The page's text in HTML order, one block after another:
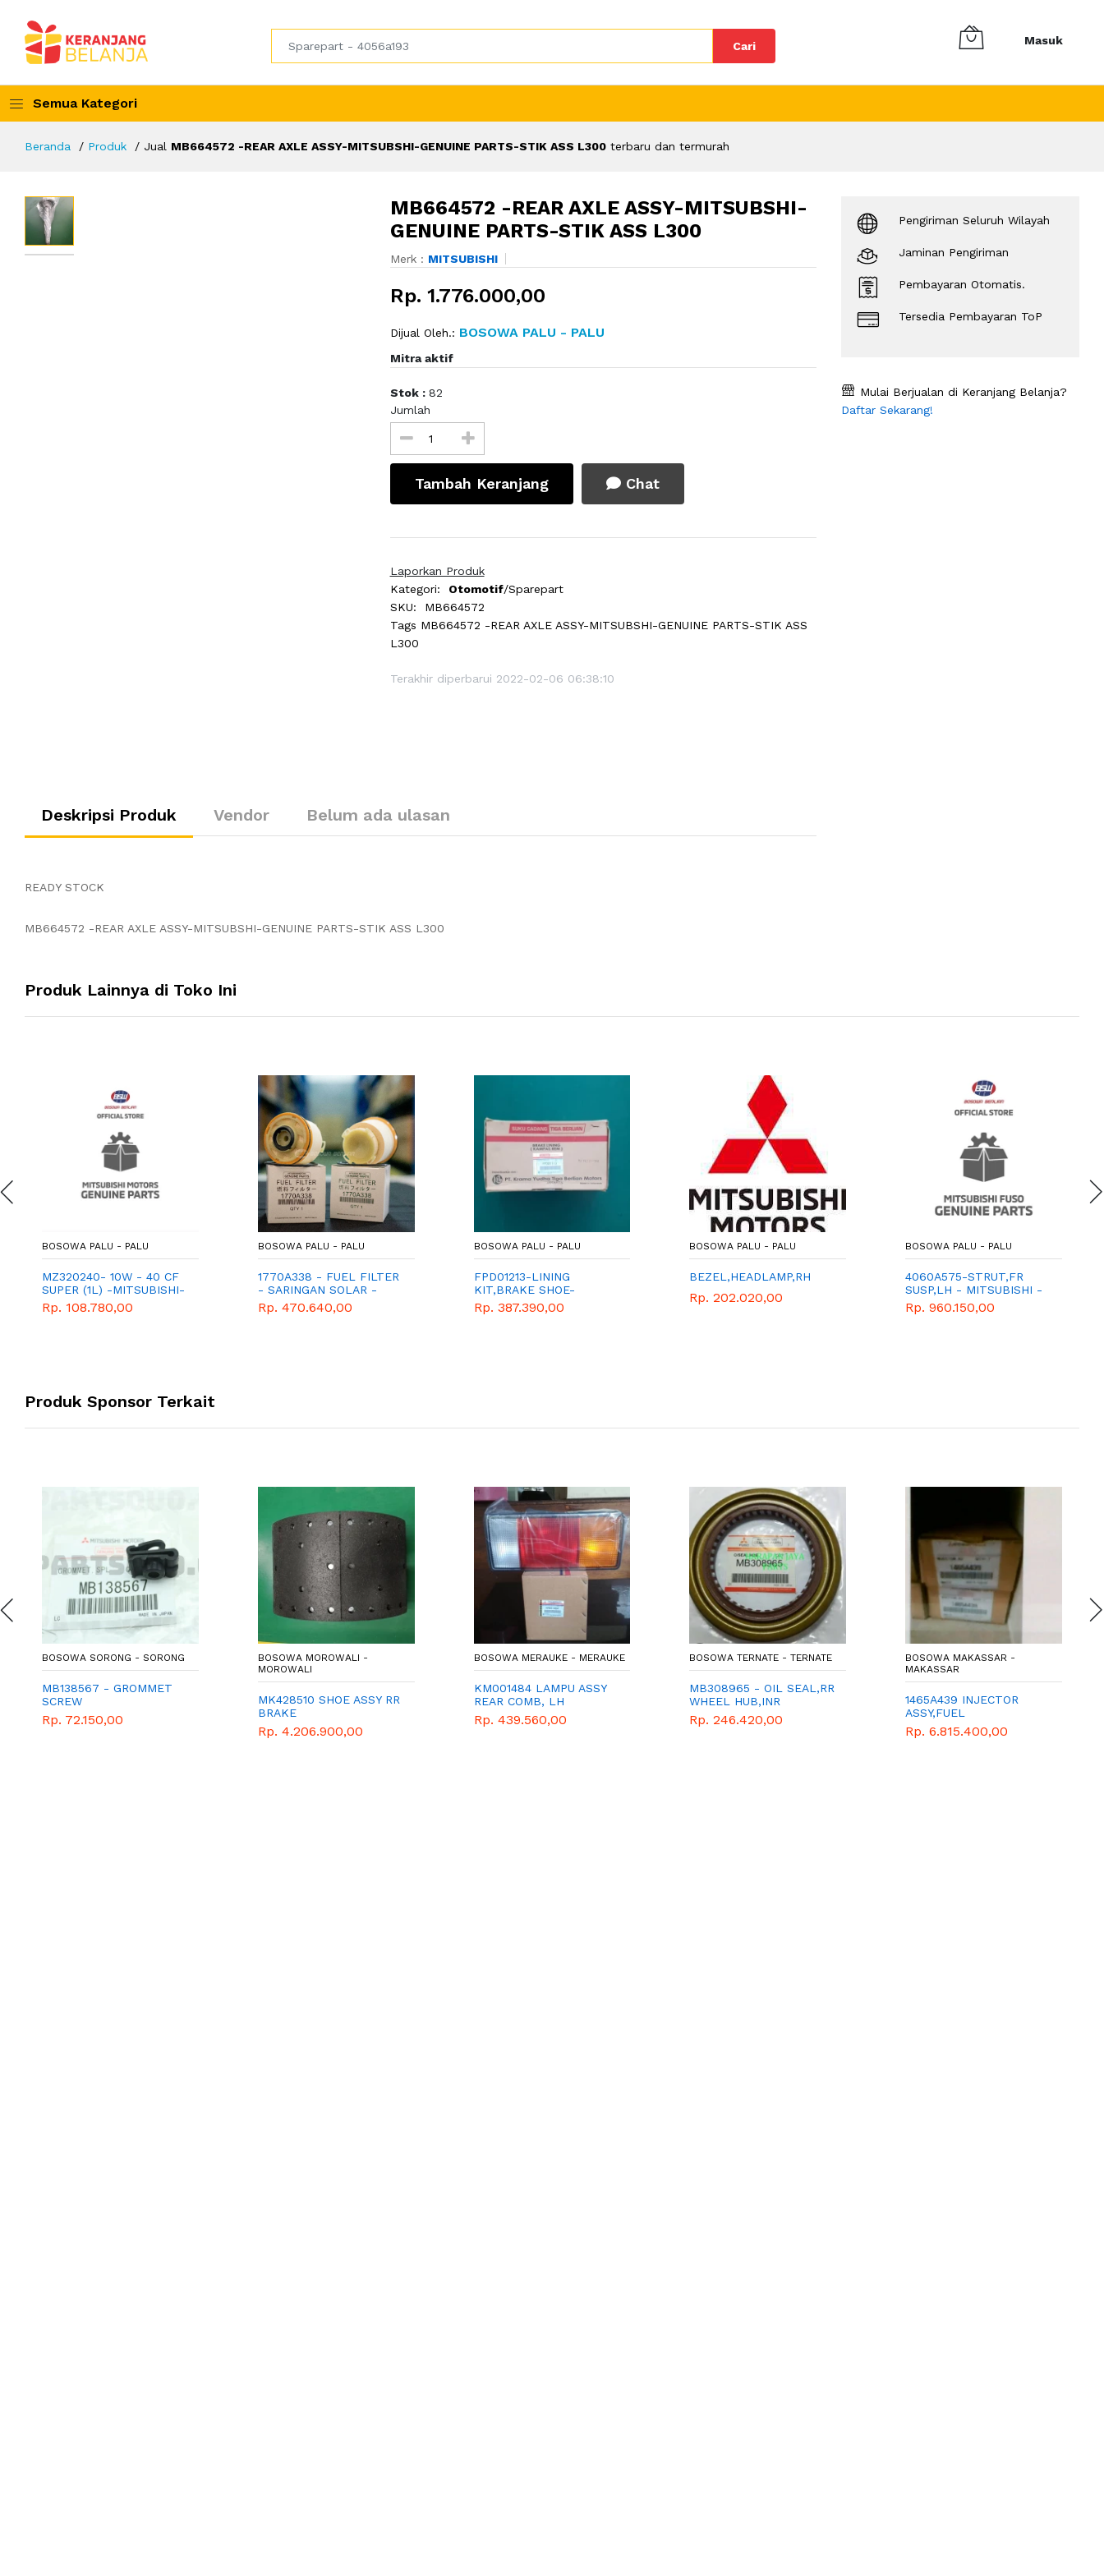
Cari Masuk
Semua Kategori
Beranda Produk Jual MB664572 -REAR AXLE ASSY-MITSUBSHI-GENUINE PARTS-STIK ASS L300 terbaru dan termurah
MB664572 -REAR AXLE ASSY-MITSUBSHI-
GENUINE PARTS-STIK ASS L300
Merk : MITSUBISHI
Rp. 1.776.000,00
Dijual Oleh.: BOSOWA PALU - PALU
Mitra aktif
Stok : 82
Jumlah
Tambah Keranjang Chat
Laporkan Produk
Kategori:
Otomotif/Sparepart
SKU:
MB664572
Tags MB664572 -REAR AXLE ASSY-MITSUBSHI-GENUINE PARTS-STIK ASS
L300
Terakhir diperbarui 2022-02-06 06:38:10
Deskripsi Produk Vendor Belum ada ulasan
READY STOCK
MB664572 -REAR AXLE ASSY-MITSUBSHI-GENUINE PARTS-STIK ASS L300
Pengiriman Seluruh Wilayah
Jaminan Pengiriman
Pembayaran Otomatis.
Tersedia Pembayaran ToP
Mulai Berjualan di Keranjang Belanja?
Daftar Sekarang!
Produk Lainnya di Toko Ini
BOSOWA PALU - PALU
MZ320240- 10W - 40 CF
SUPER (1L) -MITSUBISHI-
GENEUNE-PART-TRITON
Rp. 108.780,00
BOSOWA PALU - PALU
1770A338 - FUEL FILTER
- SARINGAN SOLAR -
MITSUBISHI - GENUINE -
PAJERO - NEW TRITON
Rp. 470.640,00
BOSOWA PALU - PALU
FPD01213-LINING
KIT,BRAKE SHOE-
MITSUBISHI - GENUINE
PARTS
Rp. 387.390,00
BOSOWA PALU - PALU
BEZEL,HEADLAMP,RH
Rp. 202.020,00
BOSOWA PALU - PALU
4060A575-STRUT,FR
SUSP,LH - MITSUBISHI -
GENUINE PARTS
Rp. 960.150,00
Produk Sponsor Terkait
BOSOWA SORONG - SORONG
MB138567 - GROMMET
SCREW
Rp. 72.150,00
BOSOWA MOROWALI -
MOROWALI
MK428510 SHOE ASSY RR
BRAKE
Rp. 4.206.900,00
BOSOWA MERAUKE - MERAUKE
KM001484 LAMPU ASSY
REAR COMB, LH
Rp. 439.560,00
BOSOWA TERNATE - TERNATE
MB308965 - OIL SEAL,RR
WHEEL HUB,INR
Rp. 246.420,00
BOSOWA MAKASSAR -
MAKASSAR
1465A439 INJECTOR
ASSY,FUEL
Rp. 6.815.400,00